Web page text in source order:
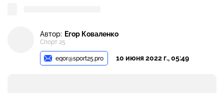
Автор: Егор Коваленко
Спорт 25
egor@sport25.pro 10 июня 2022 г., 05:49